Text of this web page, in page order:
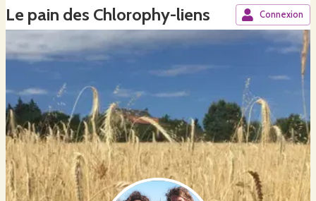
Le pain des Chlorophy-liens Connexion